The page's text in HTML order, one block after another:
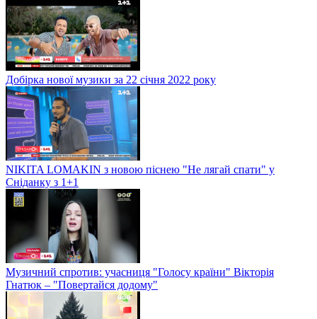
Добірка нової музики за 22 січня 2022 року
NIKITA LOMAKIN з новою піснею "Не лягай спати" у
Сніданку з 1+1
Музичний спротив: учасниця "Голосу країни" Вікторія
Гнатюк – "Повертайся додому"